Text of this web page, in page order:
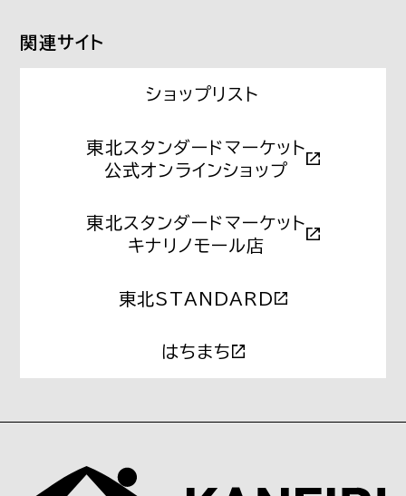
関連サイト
ショップリスト
東北スタンダードマーケット
公式オンラインショップ
東北スタンダードマーケット
キナリノモール店
東北STANDARD
はちまち